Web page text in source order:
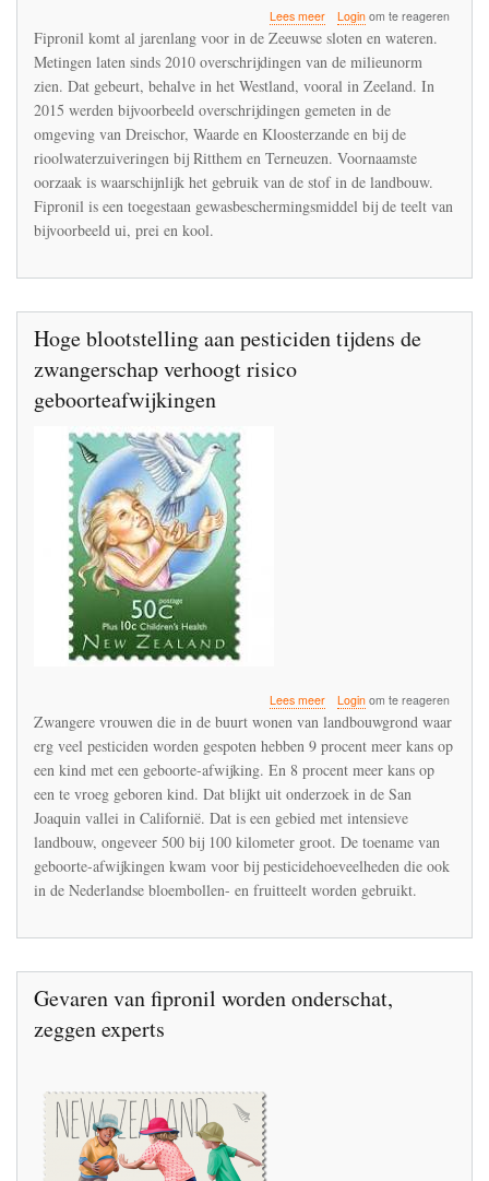
Lees meerover
De
verontreiniging
met
fipronil
bedreigt
insecten
Loginom te reageren
Fipronil komt al jarenlang voor in de Zeeuwse sloten en wateren.
Metingen laten sinds 2010 overschrijdingen van de milieunorm
zien. Dat gebeurt, behalve in het Westland, vooral in Zeeland. In
2015 werden bijvoorbeeld overschrijdingen gemeten in de
omgeving van Dreischor, Waarde en Kloosterzande en bij de
rioolwaterzuiveringen bij Ritthem en Terneuzen. Voornaamste
oorzaak is waarschijnlijk het gebruik van de stof in de landbouw.
Fipronil is een toegestaan gewasbeschermingsmiddel bij de teelt van
bijvoorbeeld ui, prei en kool.
Hoge blootstelling aan pesticiden tijdens de
zwangerschap verhoogt risico
geboorteafwijkingen
Lees meerover
Hoge
blootstelling
aan
pesticiden
tijdens
zwangerschap
verhoogt
risico
geboorteafwijkingen
Loginom te reageren
Zwangere vrouwen die in de buurt wonen van landbouwgrond waar
erg veel pesticiden worden gespoten hebben 9 procent meer kans op
een kind met een geboorte-afwijking. En 8 procent meer kans op
een te vroeg geboren kind. Dat blijkt uit onderzoek in de San
Joaquin vallei in Californië. Dat is een gebied met intensieve
landbouw, ongeveer 500 bij 100 kilometer groot. De toename van
geboorte-afwijkingen kwam voor bij pesticidehoeveelheden die ook
in de Nederlandse bloembollen- en fruitteelt worden gebruikt.
Gevaren van fipronil worden onderschat,
zeggen experts